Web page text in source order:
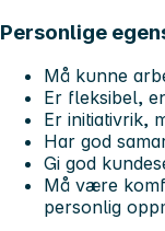
Personlige
Må kunne
Er fleksibel,
Er initiativrik,
Har god
Gi god
Må være
personlig